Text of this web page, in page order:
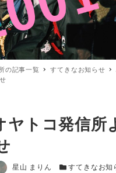
の記事一覧 すてきなお知らせ
トコ発信所
星山 まりん カテゴリー
すてきなお知